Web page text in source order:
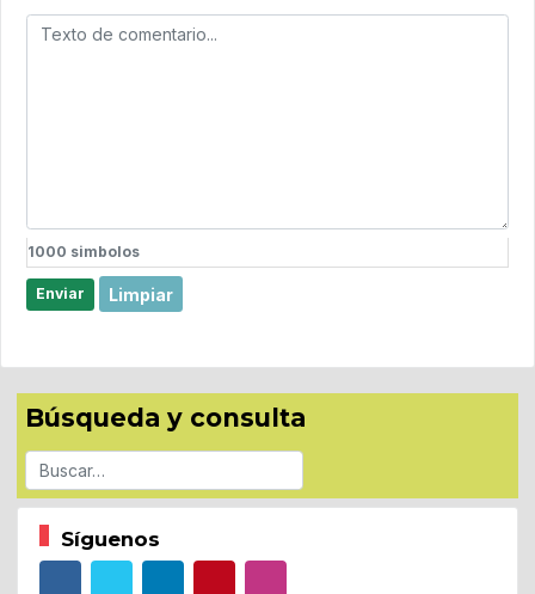
1000 simbolos
Enviar Limpiar
Búsqueda y consulta
Buscar
Síguenos